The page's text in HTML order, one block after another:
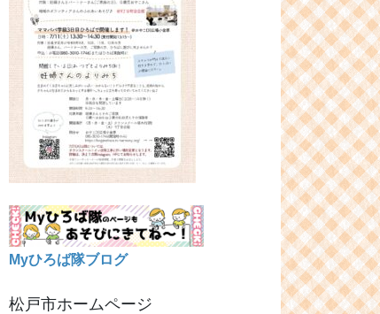
Myひろば隊ブログ
松戸市ホームページ